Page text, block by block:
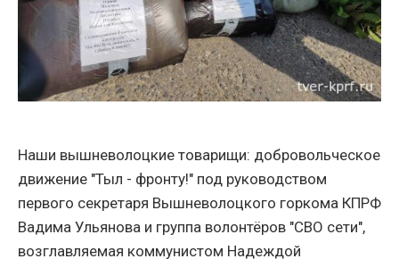
Наши вышневолоцкие товарищи: добровольческое
движение "Тыл - фронту!" под руководством
первого секретаря Вышневолоцкого горкома КПРФ
Вадима Ульянова и группа волонтёров "СВО сети",
возглавляемая коммунистом Надеждой